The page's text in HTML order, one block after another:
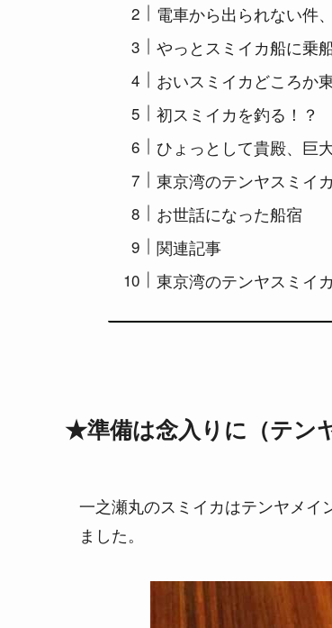
電車から出られない件
やっとスミイカ船に乗
おいスミイカどころか
初スミイカを釣る！？
ひょっとして貴殿、巨
東京湾のテンヤスミイ
お世話になった船宿
関連記事
東京湾のテンヤスミイ
★準備は念入りに（テン
一之瀬丸のスミイカはテンヤメイ
ました。